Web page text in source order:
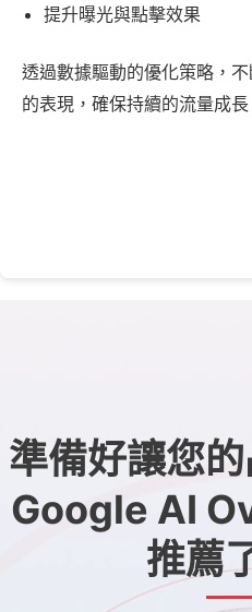
提升曝光與點擊效果
透過數據驅動的優化策略，
的表現，確保持續的流量成長
準備好讓您
Google AI
推薦